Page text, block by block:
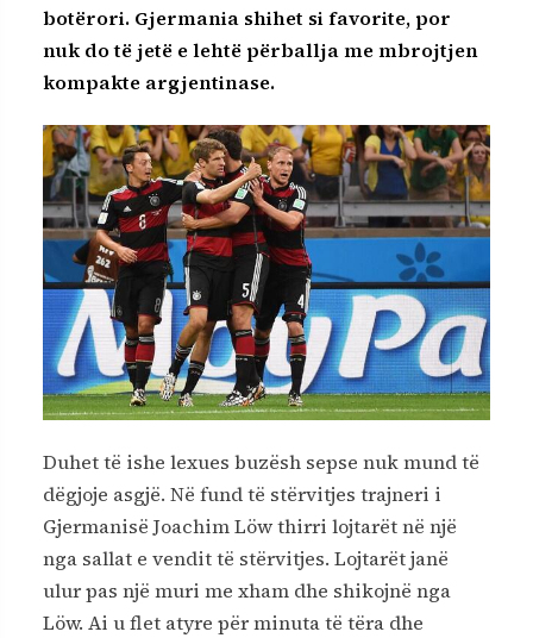
botërori. Gjermania shihet si favorite, por
nuk do të jetë e lehtë përballja me mbrojtjen
kompakte argjentinase.
Duhet të ishe lexues buzësh sepse nuk mund të
dëgjoje asgjë. Në fund të stërvitjes trajneri i
Gjermanisë Joachim Löw thirri lojtarët në një
nga sallat e vendit të stërvitjes. Lojtarët janë
ulur pas një muri me xham dhe shikojnë nga
Löw. Ai u flet atyre për minuta të tëra dhe